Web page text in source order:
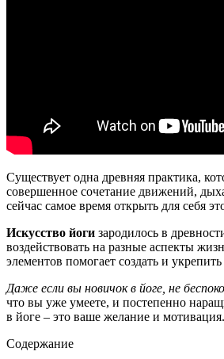
Существует одна древняя практика,
совершенное сочетание движений,
сейчас самое время открыть для себя
Искусство йоги зародилось в
воздействовать на разные аспекты
элементов помогает создать и
Даже если вы новичок в йоге, не
что вы уже умеете, и постепенно
в йоге – это ваше желание и
Содержание